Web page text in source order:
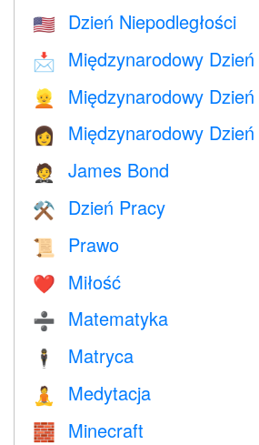
🇺🇸 Dzień Niepodległości
📩 Międzynarodowy
👱 Międzynarodowy
👩 Międzynarodowy
🤵 James Bond
⚒️ Dzień Pracy
📜 Prawo
❤️️ Miłość
➗ Matematyka
🕴️ Matryca
🧘 Medytacja
🧱 Minecraft